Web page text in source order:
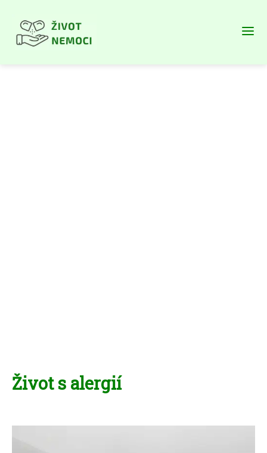
Život s alergií